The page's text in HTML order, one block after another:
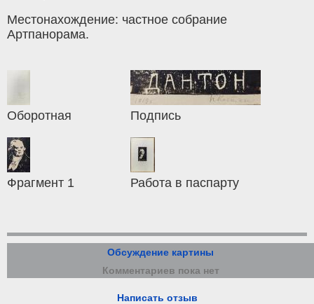
Местонахождение: частное собрание
Артпанорама.
Оборотная Подпись
Фрагмент 1 Работа в паспарту
Обсуждение картины
Комментариев пока нет
Написать отзыв